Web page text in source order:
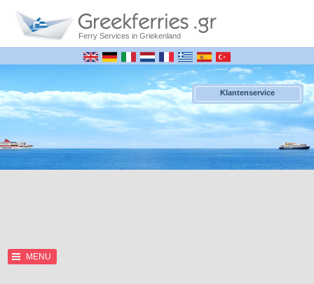
Ferry Services in Griekenland
Klantenservice
MENU